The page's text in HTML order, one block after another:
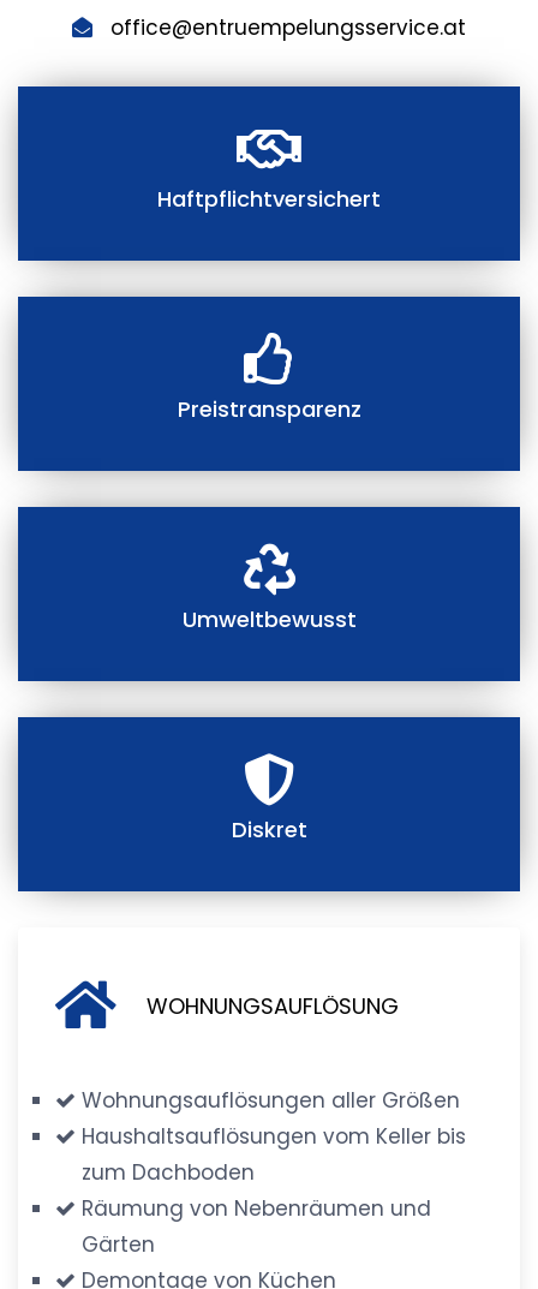
office@entruempelungsservice.at
Haftpflichtversichert
Preistransparenz
Umweltbewusst
Diskret
WOHNUNGSAUFLÖSUNG
Wohnungsauflösungen aller Größen
Haushaltsauflösungen vom Keller bis
zum Dachboden
Räumung von Nebenräumen und
Gärten
Demontage von Küchen